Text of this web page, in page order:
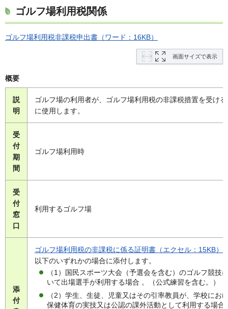
ゴルフ場利用税関係
ゴルフ場利用税非課税申出書（ワード：16KB）
画面サイズで表示
概要
説
明
ゴルフ場の利用者が、ゴルフ場利用税の非課税措置を受け
に使用します。
受
付
期
間
ゴルフ場利用時
受
付
窓
口
利用するゴルフ場
添
付
ゴルフ場利用税の非課税に係る証明書（エクセル：15KB）
以下のいずれかの場合に添付します。
（1）国民スポーツ大会（予選会を含む）のゴルフ競技
いて出場選手が利用する場合 。（公式練習を含む。）
（2）学生、生徒、児童又はその引率教員が、学校にお
保健体育の実技又は公認の課外活動として利用する場合